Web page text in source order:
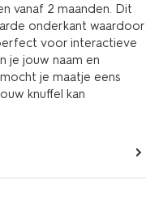
vanaf 2 maanden. Dit
onderkant waardoor
voor interactieve
je jouw naam en
je maatje eens
knuffel kan